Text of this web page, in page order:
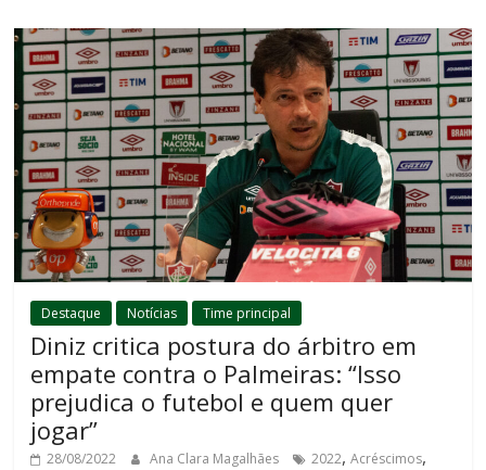
Destaque Notícias Time principal
Diniz critica postura do árbitro em
empate contra o Palmeiras: “Isso
prejudica o futebol e quem quer
jogar”
28/08/2022 Ana Clara Magalhães 2022,Acréscimos,